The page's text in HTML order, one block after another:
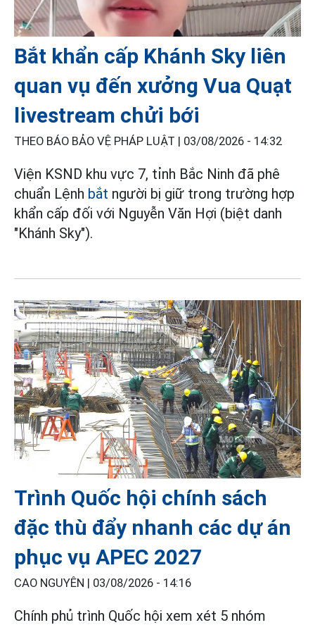
Bắt khẩn cấp Khánh Sky liên
quan vụ đến xưởng Vua Quạt
livestream chửi bới
THEO BÁO BẢO VỆ PHÁP LUẬT | 03/08/2026 - 14:32
Viện KSND khu vực 7, tỉnh Bắc Ninh đã phê
chuẩn Lệnh bắt người bị giữ trong trường hợp
khẩn cấp đối với Nguyễn Văn Hợi (biệt danh
"Khánh Sky").
Trình Quốc hội chính sách
đặc thù đẩy nhanh các dự án
phục vụ APEC 2027
CAO NGUYÊN | 03/08/2026 - 14:16
Chính phủ trình Quốc hội xem xét 5 nhóm